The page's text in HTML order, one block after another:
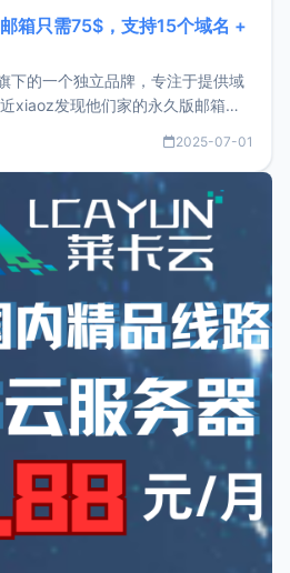
箱只需75$，支持15个域名 +
下的一个独立品牌，专注于提供域
xiaoz发现他们家的永久版邮箱服
试一下 NameCrane。注册
支持直接注册，必须要购买
2025-07-01